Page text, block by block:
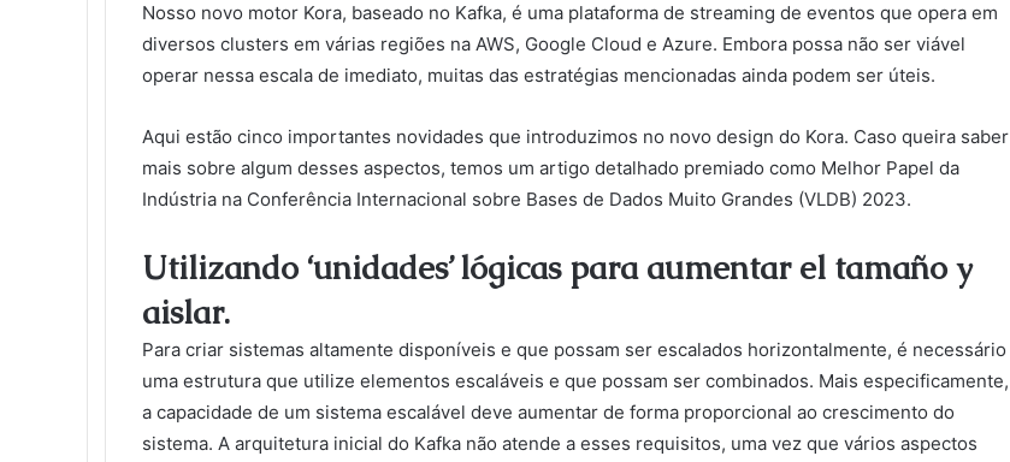
Nosso novo motor Kora, baseado no Kafka, é uma plataforma de streaming de eventos que opera em
diversos clusters em várias regiões na AWS, Google Cloud e Azure. Embora possa não ser viável
operar nessa escala de imediato, muitas das estratégias mencionadas ainda podem ser úteis.
Aqui estão cinco importantes novidades que introduzimos no novo design do Kora. Caso queira saber
mais sobre algum desses aspectos, temos um artigo detalhado premiado como Melhor Papel da
Indústria na Conferência Internacional sobre Bases de Dados Muito Grandes (VLDB) 2023.
Utilizando ‘unidades’ lógicas para aumentar el tamaño y
aislar.
Para criar sistemas altamente disponíveis e que possam ser escalados horizontalmente, é necessário
uma estrutura que utilize elementos escaláveis e que possam ser combinados. Mais especificamente,
a capacidade de um sistema escalável deve aumentar de forma proporcional ao crescimento do
sistema. A arquitetura inicial do Kafka não atende a esses requisitos, uma vez que vários aspectos